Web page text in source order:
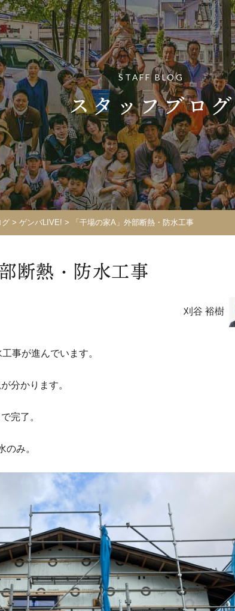
STAFF BLOG
スタッフブログ
グ > ゲンバLIVE! > 「干場の家A」外部断熱・防水工事
断熱・防水工事
刈谷 裕樹
事が進んでいます。
分かります。
完了。
のみ。